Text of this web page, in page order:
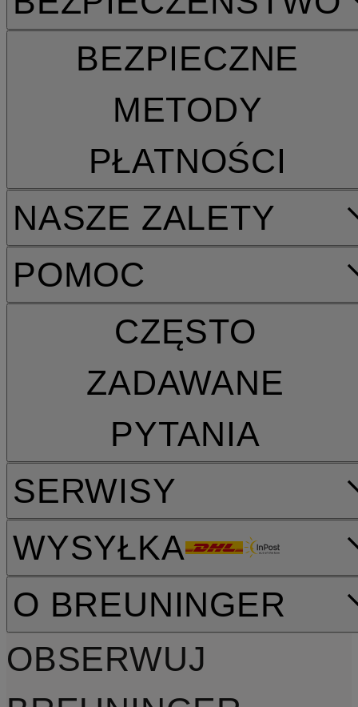
POMOC
CZĘSTO
ZADAWANE
PYTANIA
SERWISY
WYSYŁKA
BEZPIECZNE
METODY
PŁATNOŚCI
NASZE ZALETY
O BREUNINGER
OBSERWUJ